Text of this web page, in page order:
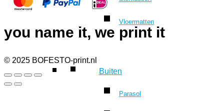
Vloermatten
Buiten
Parasol
you name it, we print it
© 2025 BOFESTO-print.nl